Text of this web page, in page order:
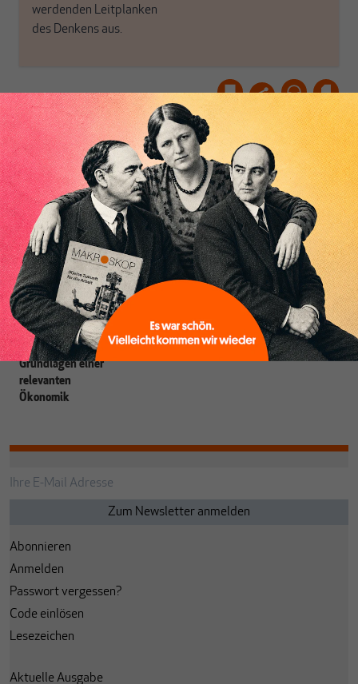
werdenden Leitplanken
des Denkens aus.
Heiner Flassbeckist Mitbegründer von MAKROSKOP.
Er war
Honorarprofessor an der Universität Hamburg, Chef-Volkswirt der
UNCTAD und Staatssekretär im BMF. Seine Hauptarbeitsgebiete sind
die Globalisierung, die Theorie der wirtschaftlichen Entwicklung sowie
Geld- und Währungstheorie.
Grundlagen einer
relevanten
Ökonomik
Abonnieren
Anmelden
Passwort vergessen?
Code einlösen
Lesezeichen
Aktuelle Ausgabe